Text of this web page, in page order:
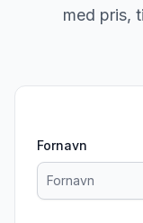
med pris,
Fornavn